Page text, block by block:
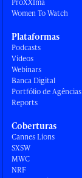
ProXXIma
Women To Watch
Plataformas
Podcasts
Vídeos
Webinars
Banca Digital
Portfólio de Agências
Reports
Coberturas
Cannes Lions
SXSW
MWC
NRF